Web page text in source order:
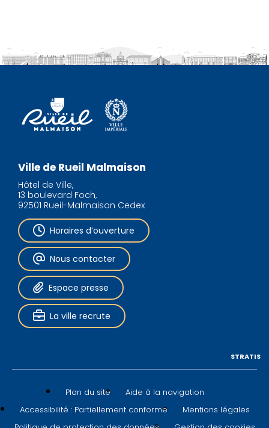
Ville de Rueil Malmaison
Hôtel de Ville,
13 boulevard Foch,
92501 Rueil-Malmaison Cedex
Horaires d’ouverture
Nous contacter
Espace presse
La ville recrute
Plan du site
Aide à la navigation
Accessibilité : Partiellement conforme
Mentions légales
STRATIS